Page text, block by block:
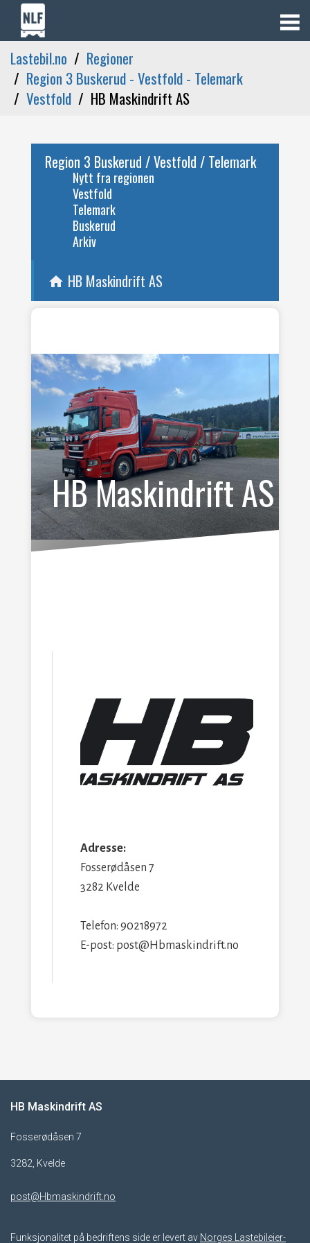
Lastebil.no
Regioner
Region 3 Buskerud - Vestfold - Telemark
Vestfold
HB Maskindrift AS
Region 3 Buskerud / Vestfold / Telemark
Nytt fra regionen
Vestfold
Telemark
Buskerud
Arkiv
home HB Maskindrift AS
HB Maskindrift AS
Adresse:
Fosserødåsen 7
3282 Kvelde
Telefon: 90218972
E-post: post@Hbmaskindrift.no
HB Maskindrift AS
Fosserødåsen 7
3282, Kvelde
post@Hbmaskindrift.no
Funksjonalitet på bedriftens side er levert av Norges Lastebileier-